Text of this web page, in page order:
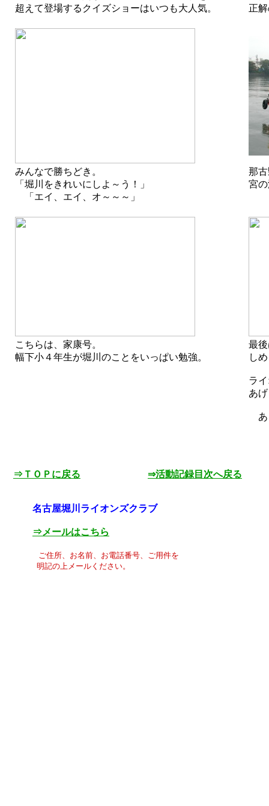
超えて登場するクイズショーはいつも大人気。
正
みんなで勝ちどき。
「堀川をきれいにしよ～う！」
「エイ、エイ、オ～～～」
那
宮
こちらは、家康号。
幅下小４年生が堀川のことをいっぱい勉強。
最
し
ラ
あ
あ
⇒ＴＯＰに戻る ⇒活動記録目次へ戻る
名古屋堀川ライオンズクラブ
⇒メールはこちら
ご住所、お名前、お電話番号、ご用件を
明記の上メールください。